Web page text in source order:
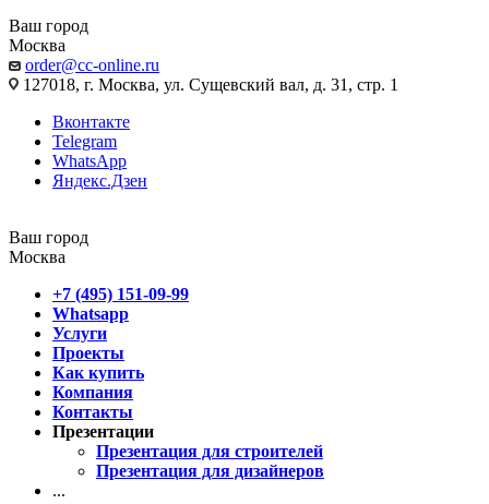
Ваш город
Москва
order@cc-online.ru
127018, г. Москва, ул. Сущевский вал, д. 31, стр. 1
Вконтакте
Telegram
WhatsApp
Яндекс.Дзен
Ваш город
Москва
+7 (495) 151-09-99
Whatsapp
Услуги
Проекты
Как купить
Компания
Контакты
Презентации
Презентация для строителей
Презентация для дизайнеров
...